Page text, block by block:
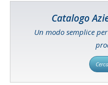
Catalogo
Un modo semplice